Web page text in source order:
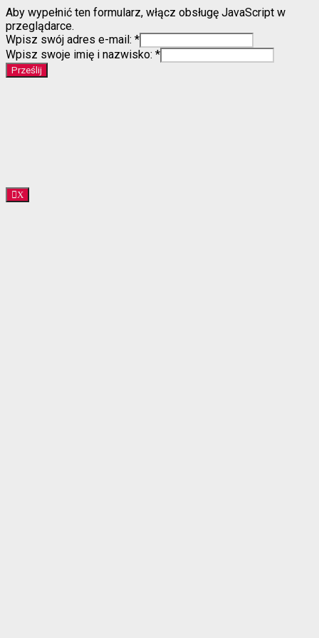
Przejdź
do
treści
Aby wypełnić ten formularz, włącz obsługę JavaScript w
przeglądarce.
Wpisz swój adres e-mail: *
Wpisz swoje imię i nazwisko: *
Prześlij
X